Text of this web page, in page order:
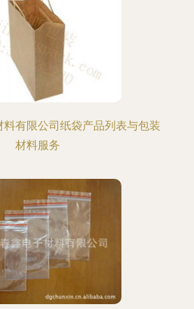
料有限公司纸袋产品列表与包装
材料服务